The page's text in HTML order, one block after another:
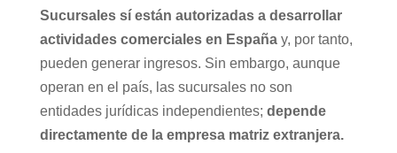
Sucursales sí están autorizadas a desarrollar
actividades comerciales en Españay, por tanto,
pueden generar ingresos. Sin embargo, aunque
operan en el país, las sucursales no son
entidades jurídicas independientes; depende
directamente de la empresa matriz extranjera.